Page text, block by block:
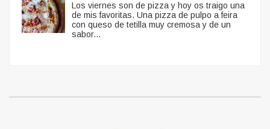
Los viernes son de pizza y hoy os traigo una
de mis favoritas. Una pizza de pulpo a feira
con queso de tetilla muy cremosa y de un
sabor...